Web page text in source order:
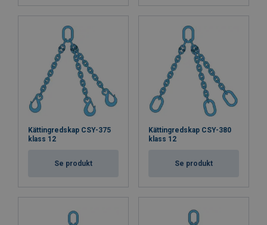
Kättingredskap CSY-375
klass 12
Se produkt
Kättingredskap CSY-380
klass 12
Se produkt